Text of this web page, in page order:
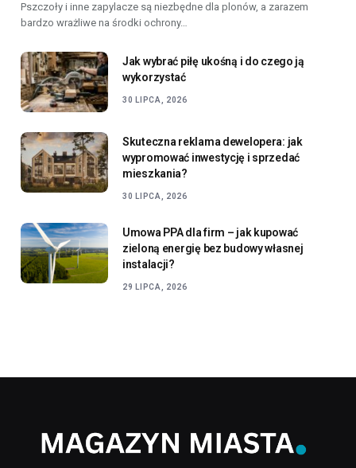
Pszczoły i inne zapylacze są niezbędne dla plonów, a zarazem
bardzo wrażliwe na środki ochrony…
Jak wybrać piłę ukośną i do czego ją
wykorzystać
30 LIPCA, 2026
Skuteczna reklama dewelopera: jak
wypromować inwestycję i sprzedać
mieszkania?
30 LIPCA, 2026
Umowa PPA dla firm – jak kupować
zieloną energię bez budowy własnej
instalacji?
29 LIPCA, 2026